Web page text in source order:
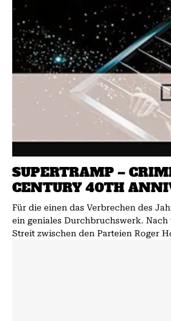
SUPERTRAMP –
CENTURY 40TH
Für die einen das Verbrechen des
ein geniales Durchbruchswerk. Nach wie vor schwelt jener
Streit zwischen den Parteien Roger